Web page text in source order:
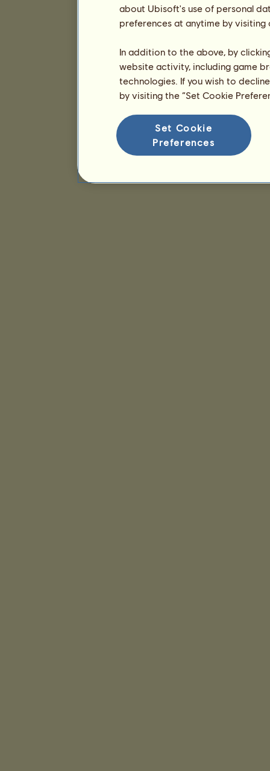
about Ubisoft's use of personal
preferences at anytime by
In addition to the above, by
website activity, including game
technologies. If you wish to
by visiting the “Set Cookie
Set Cookie
Preferences